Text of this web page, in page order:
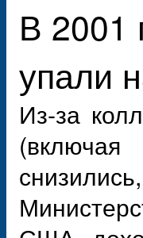
В 2001
упали
Из-за